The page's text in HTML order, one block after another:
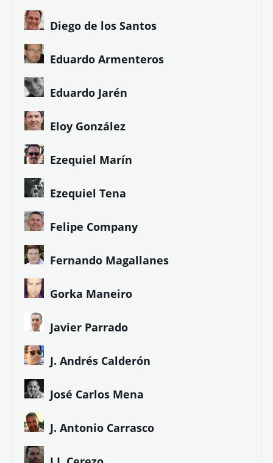
Diego de los Santos
Eduardo Armenteros
Eduardo Jarén
Eloy González
Ezequiel Marín
Ezequiel Tena
Felipe Company
Fernando Magallanes
Gorka Maneiro
Javier Parrado
J. Andrés Calderón
José Carlos Mena
J. Antonio Carrasco